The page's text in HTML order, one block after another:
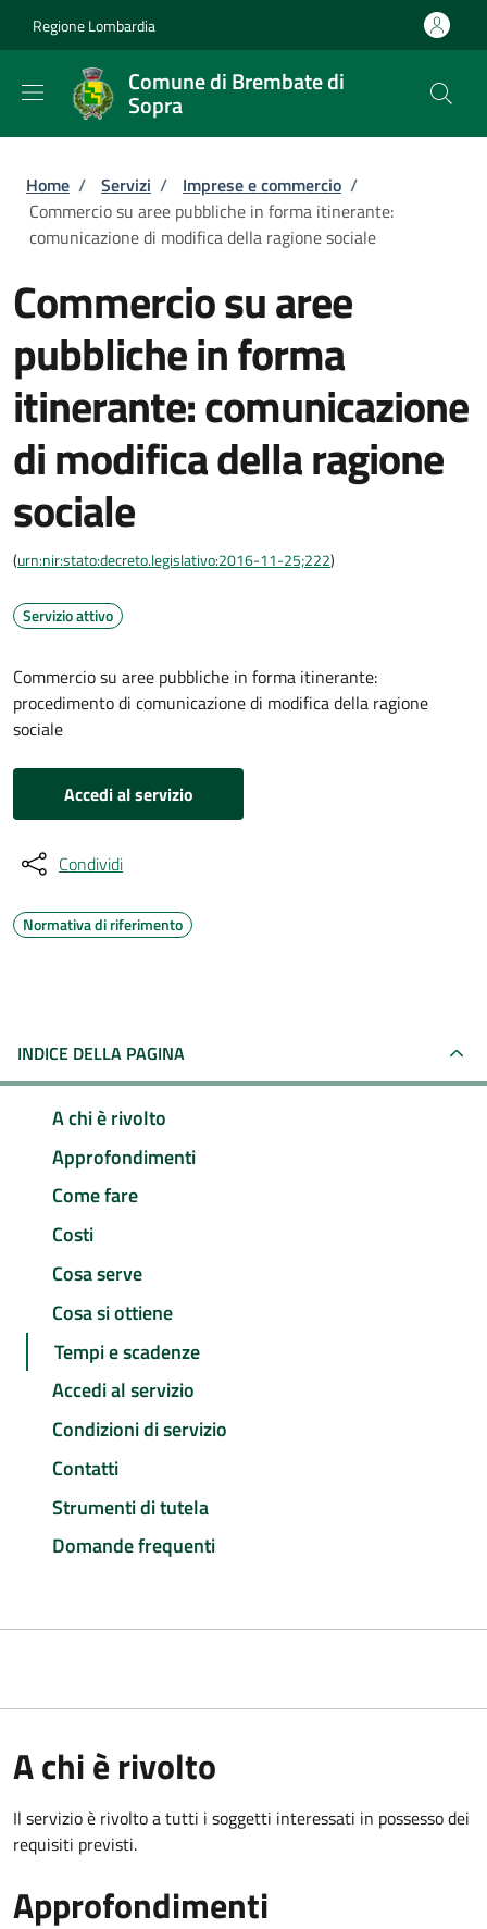
Regione Lombardia
Comune di Brembate di
Sopra
Briciole di pane
Home / Servizi / Imprese e commercio /
Commercio su aree pubbliche in forma itinerante:
comunicazione di modifica della ragione sociale
Commercio su aree
pubbliche in forma
itinerante: comunicazione
di modifica della ragione
sociale
(urn:nir:stato:decreto.legislativo:2016-11-25;222)
Servizio attivo
Commercio su aree pubbliche in forma itinerante:
procedimento di comunicazione di modifica della ragione
sociale
Accedi al servizio
Condividi
Normativa di riferimento
INDICE DELLA PAGINA
A chi è rivolto
Approfondimenti
Come fare
Costi
Cosa serve
Cosa si ottiene
Tempi e scadenze
Accedi al servizio
Condizioni di servizio
Contatti
Strumenti di tutela
Domande frequenti
A chi è rivolto
Il servizio è rivolto a tutti i soggetti interessati in possesso dei
requisiti previsti.
Approfondimenti